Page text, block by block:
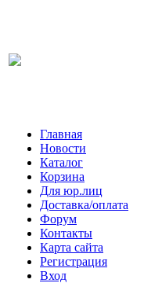
Главная
Новости
Каталог
Корзина
Для юр.лиц
Доставка/оплата
Форум
Контакты
Карта сайта
Регистрация
Вход